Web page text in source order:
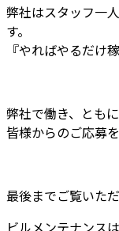
弊社はスタッフ一
す。
『やればやるだけ
弊社で働き、とも
皆様からのご応募
最後までご覧いた
ビルメンテナンス